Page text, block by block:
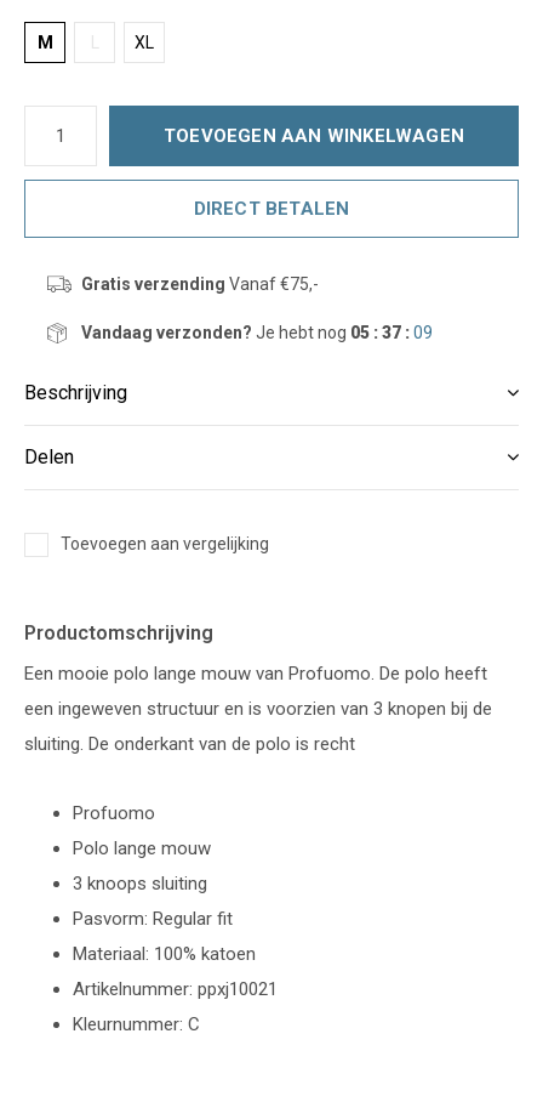
M XL
TOEVOEGEN AAN WINKELWAGEN
DIRECT BETALEN
Gratis verzending Vanaf €75,-
Vandaag verzonden? Je hebt nog 05 : 37 :09
Beschrijving
Delen
Toevoegen aan vergelijking
Productomschrijving
Een mooie polo lange mouw van Profuomo. De polo heeft
een ingeweven structuur en is voorzien van 3 knopen bij de
sluiting. De onderkant van de polo is recht
Profuomo
Polo lange mouw
3 knoops sluiting
Pasvorm: Regular fit
Materiaal: 100% katoen
Artikelnummer: ppxj10021
Kleurnummer: C